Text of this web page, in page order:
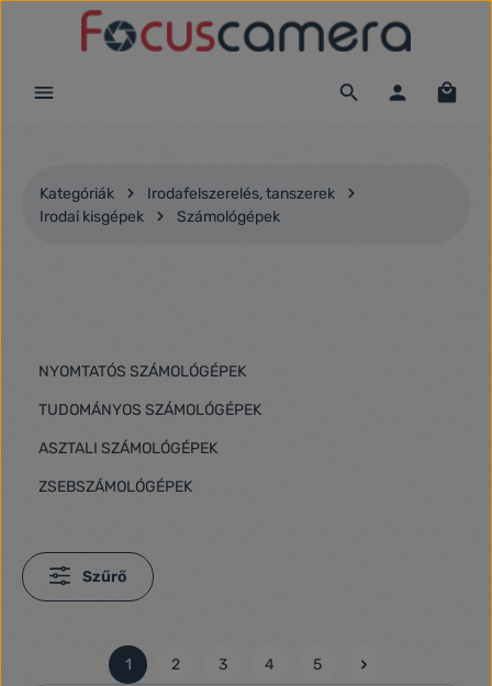
Ugrás a fő tartalomra
Kategóriák
Irodafelszerelés, tanszerek
Irodai kisgépek
Számológépek
NYOMTATÓS SZÁMOLÓGÉPEK
TUDOMÁNYOS SZÁMOLÓGÉPEK
ASZTALI SZÁMOLÓGÉPEK
ZSEBSZÁMOLÓGÉPEK
Szűrő
Oldal
1
Oldal
2
Oldal
3
Oldal
4
Oldal
5